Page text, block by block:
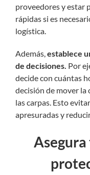
proveedores y estar
rápidas si es
logística.
Además,establece
de decisiones. Por
decide con cuántas
decisión de mover
las carpas. Esto
apresuradas y